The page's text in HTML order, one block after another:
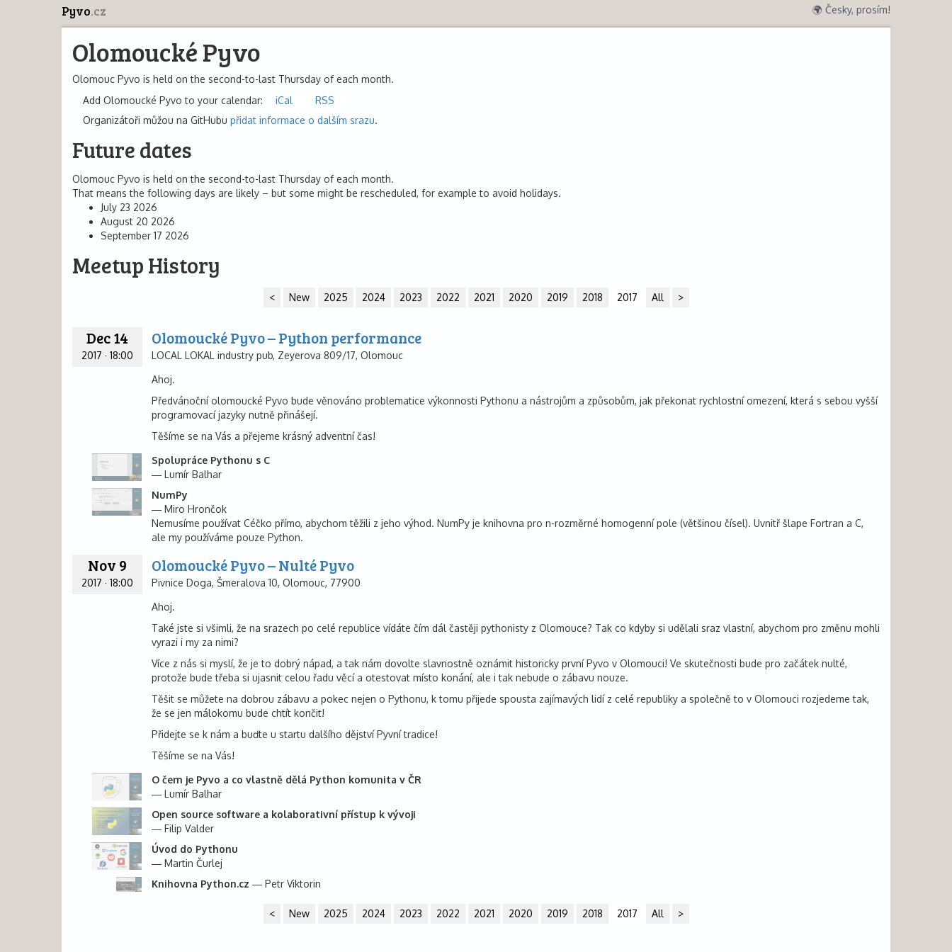
Pyvo.cz 🌍 Česky, prosím!
Olomoucké Pyvo
Olomouc Pyvo is held on the second-to-last Thursday of each month.
Add Olomoucké Pyvo to your calendar:
iCal
RSS
Organizátoři můžou na GitHubu přidat informace o dalším srazu.
Future dates
Olomouc Pyvo is held on the second-to-last Thursday of each month.
That means the following days are likely – but some might be rescheduled, for example to avoid holidays.
July 23 2026
August 20 2026
September 17 2026
Meetup History
< New 2025 2024 2023 2022 2021 2020 2019 2018 2017 All >
Dec 14
2017 ·18:00
Olomoucké Pyvo – Python performance
LOCAL LOKAL industry pub, Zeyerova 809/17, Olomouc
Ahoj.
Předvánoční olomoucké Pyvo bude věnováno problematice výkonnosti Pythonu a nástrojům a způsobům, jak překonat rychlostní omezení, která s sebou vyšší
programovací jazyky nutně přinášejí.
Těšíme se na Vás a přejeme krásný adventní čas!
Spolupráce Pythonu s C
Lumír Balhar
NumPy
Miro Hrončok
Nemusíme používat Céčko přímo, abychom těžili z jeho výhod. NumPy je knihovna pro n-rozměrné homogenní pole (většinou čísel). Uvnitř šlape Fortran a C,
ale my používáme pouze Python.
Nov 9
2017 ·18:00
Olomoucké Pyvo – Nulté Pyvo
Pivnice Doga, Šmeralova 10, Olomouc, 77900
Ahoj.
Také jste si všimli, že na srazech po celé republice vídáte čím dál častěji pythonisty z Olomouce? Tak co kdyby si udělali sraz vlastní, abychom pro změnu mohli
vyrazi i my za nimi?
Více z nás si myslí, že je to dobrý nápad, a tak nám dovolte slavnostně oznámit historicky první Pyvo v Olomouci! Ve skutečnosti bude pro začátek nulté,
protože bude třeba si ujasnit celou řadu věcí a otestovat místo konání, ale i tak nebude o zábavu nouze.
Těšit se můžete na dobrou zábavu a pokec nejen o Pythonu, k tomu přijede spousta zajímavých lidí z celé republiky a společně to v Olomouci rozjedeme tak,
že se jen málokomu bude chtít končit!
Přidejte se k nám a buďte u startu dalšího dějství Pyvní tradice!
Těšíme se na Vás!
O čem je Pyvo a co vlastně dělá Python komunita v ČR
Lumír Balhar
Open source software a kolaborativní přístup k vývoji
Filip Valder
Úvod do Pythonu
Martin Čurlej
Knihovna Python.cz
Petr Viktorin
< New 2025 2024 2023 2022 2021 2020 2019 2018 2017 All >